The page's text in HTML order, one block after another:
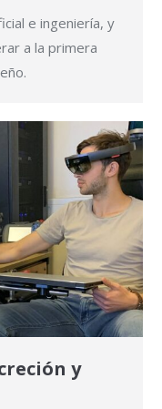
e ingeniería, y
a la primera
y